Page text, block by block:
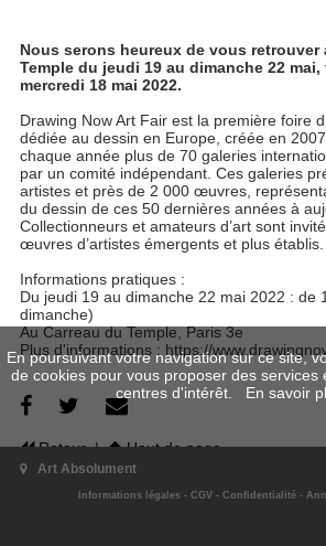
Nous serons heureux de vous retrouver
Temple du jeudi 19 au dimanche 22
mercredi 18 mai 2022.
Drawing Now Art Fair est la première foire
dédiée au dessin en Europe, créée en
chaque année plus de 70 galeries
par un comité indépendant. Ces galeries
artistes et près de 2 000 œuvres,
du dessin de ces 50 dernières années à
Collectionneurs et amateurs d’art sont
œuvres d’artistes émergents et plus établis.
Informations pratiques :
Du jeudi 19 au dimanche 22 mai 2022 : de
dimanche)
Au Carreau du Temple, Paris 3e
Plus d'informations : https://
Retour| Haut de page
Art Absolument
Informations légales - CGV - Confidentialité -
En poursuivant votre navigation sur ce site,
de cookies pour vous proposer des services
centres d'intérêt. En savoir